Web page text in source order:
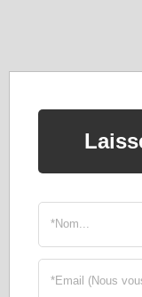
d'excellents